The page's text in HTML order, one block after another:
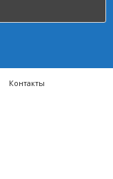
Контакты